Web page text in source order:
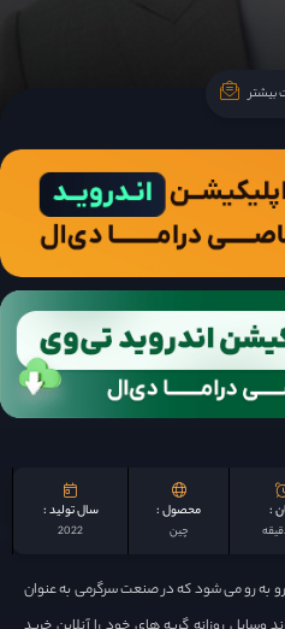
بیشتر
: محصول :
چين
سال تولید :
2022
رو می شود که در صنعت سرگرمی به عنوان